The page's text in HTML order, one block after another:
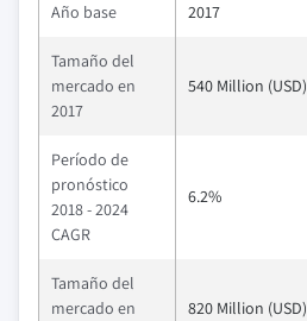
Año base 2017
Tamaño del
mercado en
2017
540 Million (USD)
Período de
pronóstico
2018 - 2024
CAGR
6.2%
Tamaño del
mercado en
820 Million (USD)